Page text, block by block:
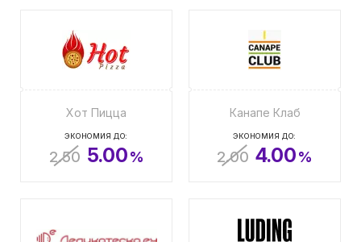
Хот Пицца
ЭКОНОМИЯ ДО:
2.50 5.00%
Канапе Клаб
ЭКОНОМИЯ ДО:
2.00 4.00%